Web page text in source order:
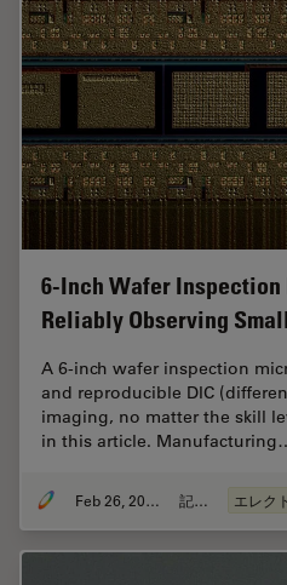
6-Inch Wafer
Reliably Observing
A 6-inch wafer inspection
and reproducible DIC
imaging, no matter the skill
in this article.
Feb 26, 2026 記事